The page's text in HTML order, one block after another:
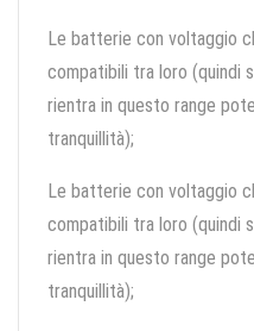
Le batterie con voltaggio
compatibili tra loro (quindi
rientra in questo range
tranquillità);
Le batterie con voltaggio
compatibili tra loro (quindi
rientra in questo range
tranquillità);